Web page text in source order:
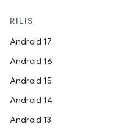
RILIS
Android 17
Android 16
Android 15
Android 14
Android 13